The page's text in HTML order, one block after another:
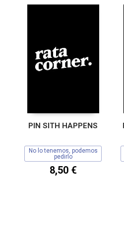
PIN SITH HAPPENS
No lo tenemos, podemos
pedirlo
8,50 €